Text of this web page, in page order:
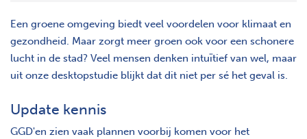
Een groene omgeving biedt veel voordelen voor klimaat en
gezondheid. Maar zorgt meer groen ook voor een schonere
lucht in de stad? Veel mensen denken intuïtief van wel, maar
uit onze desktopstudie blijkt dat dit niet per sé het geval is.
Update kennis
GGD'en zien vaak plannen voorbij komen voor het